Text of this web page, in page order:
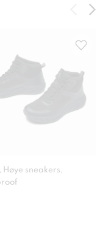
Høye sneakers,